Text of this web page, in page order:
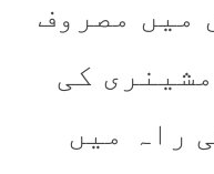
میں مصروف
کی
راہ میں